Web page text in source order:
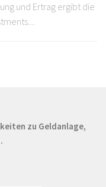
und Ertrag ergibt die
zu Geldanlage,